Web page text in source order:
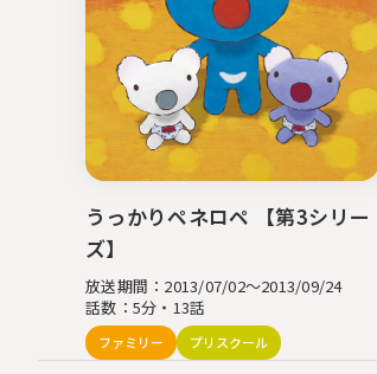
うっかりペネロペ 【第3シリー
ズ】
放送期間：2013/07/02～2013/09/24
話数：5分・13話
ファミリー プリスクール